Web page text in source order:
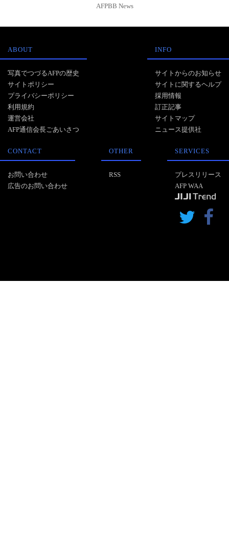
AFPBB News
ABOUT
写真でつづるAFPの歴史
サイトポリシー
プライバシーポリシー
利用規約
運営会社
AFP通信会長ごあいさつ
INFO
サイトからのお知らせ
サイトに関するヘルプ
採用情報
訂正記事
サイトマップ
ニュース提供社
CONTACT
お問い合わせ
広告のお問い合わせ
OTHER
RSS
SERVICES
プレスリリース
AFP WAA